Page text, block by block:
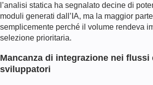
l’analisi statica ha segnalato decine di
moduli generati dall’IA, ma la maggior
semplicemente perché il volume rendeva
selezione prioritaria.
Mancanza di integrazione nei
sviluppatori